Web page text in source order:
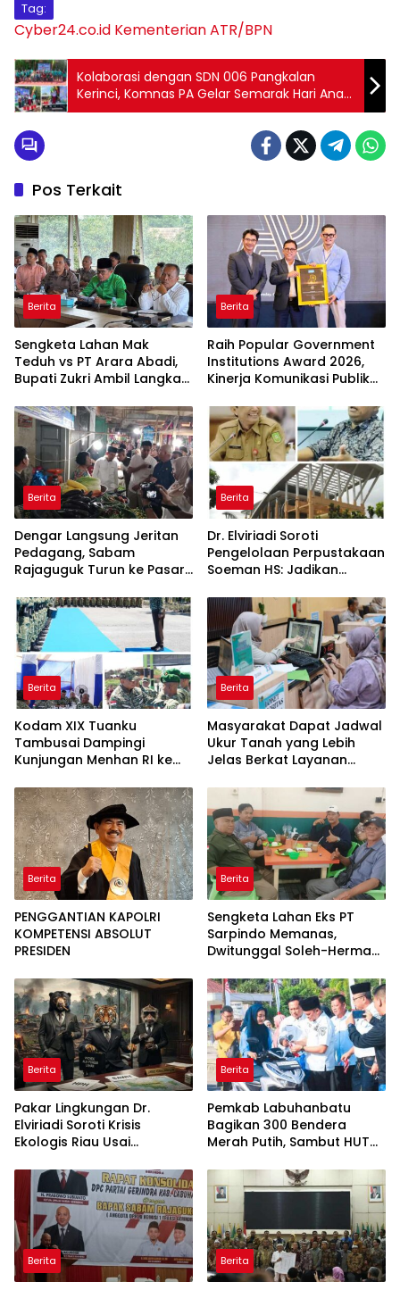
Tag:
Cyber24.co.id Kementerian ATR/BPN
Kolaborasi dengan SDN 006 Pangkalan
Kerinci, Komnas PA Gelar Semarak Hari Anak
Nasional Tahun 2025
Pos Terkait
Berita
Sengketa Lahan Mak
Teduh vs PT Arara Abadi,
Bupati Zukri Ambil Langkah
Berita
Raih Popular Government
Institutions Award 2026,
Kinerja Komunikasi Publik
Kembali Diakui
Berita
Dengar Langsung Jeritan
Pedagang, Sabam
Rajaguguk Turun ke Pasar
Berita
Dr. Elviriadi Soroti
Pengelolaan Perpustakaan
Soeman HS: Jadikan
Kawah Candradimuka
Intelektual
Berita
Kodam XIX Tuanku
Tambusai Dampingi
Kunjungan Menhan RI ke
Perkuat Pembangunan
Satuan
Berita
Masyarakat Dapat Jadwal
Ukur Tanah yang Lebih
Jelas Berkat Layanan
Berita
PENGGANTIAN KAPOLRI
KOMPETENSI ABSOLUT
PRESIDEN
Berita
Sengketa Lahan Eks PT
Sarpindo Memanas,
Dwitunggal Soleh-Herman
ke Pulau Rupat
Berita
Pakar Lingkungan Dr.
Elviriadi Soroti Krisis
Ekologis Riau Usai
Monyet, Harimau, dan
Beruang Terhadap Warga
Berita
Pemkab Labuhanbatu
Bagikan 300 Bendera
Merah Putih, Sambut HUT
Berita Berita